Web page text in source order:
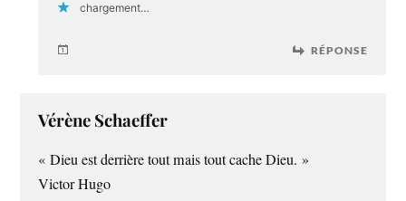
chargement…
RÉPONSE
Vérène Schaeffer
« Dieu est derrière tout mais tout cache Dieu. »
Victor Hugo